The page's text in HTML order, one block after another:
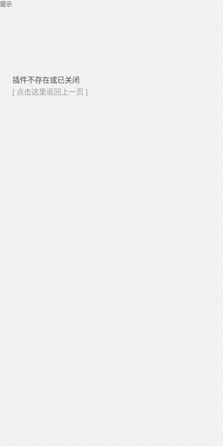
提示
插件不存在或已关闭
[ 点击这里返回上一页 ]